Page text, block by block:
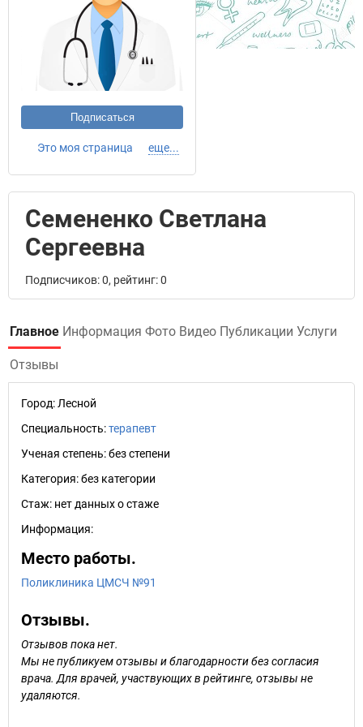
Подписаться
Это моя страница еще...
Семененко Светлана
Сергеевна
Подписчиков: 0, рейтинг: 0
Главное Информация Фото Видео Публикации Услуги
Отзывы
Город: Лесной
Специальность:терапевт
Ученая степень:без степени
Категория:без категории
Стаж: нет данных о стаже
Информация:
Место работы.
Поликлиника ЦМСЧ №91
Отзывы.
Отзывов пока нет.
Мы не публикуем отзывы и благодарности без согласия
врача. Для врачей, участвующих в рейтинге, отзывы не
удаляются.